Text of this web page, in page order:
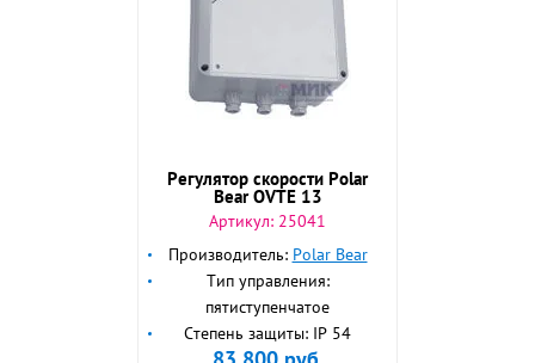
Регулятор скорости Polar
Bear OVTE 13
Артикул: 25041
Производитель: Polar Bear
Тип управления:
пятиступенчатое
Степень защиты: IP 54